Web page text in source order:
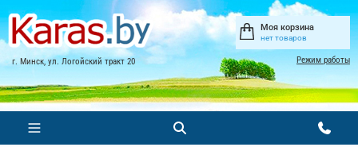
г. Минск, ул. Логойский тракт 20
Моя корзина
нет товаров
Режим работы